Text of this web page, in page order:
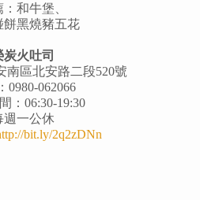
和牛堡、
餅黑燒豬五花
炭火吐司
南區北安路二段520號
0980-062066
：06:30-19:30
週一公休
bit.ly/2q2zDNn